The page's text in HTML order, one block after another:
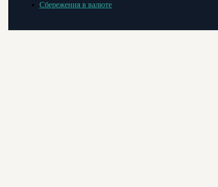
Сбережения в валюте